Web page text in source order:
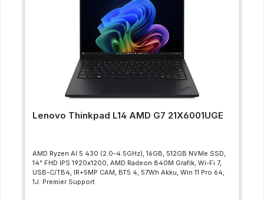
Lenovo Thinkpad L14 AMD G7 21X6001UGE
AMD Ryzen AI 5 430 (2.0-4.5GHz), 16GB, 512GB NVMe SSD,
14" FHD IPS 1920x1200, AMD Radeon 840M Grafik, Wi-Fi 7,
USB-C/TB4, IR+5MP CAM, BT5.4, 57Wh Akku, Win 11 Pro 64,
1J. Premier Support